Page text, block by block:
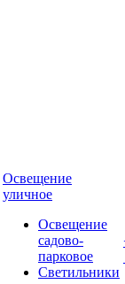
Освещение
уличное
Освещение
садово-
парковое
Светильники